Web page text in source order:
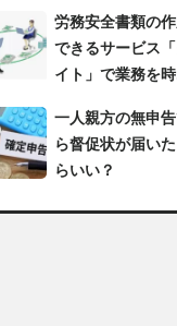
労務安全書類の
できるサービス
イト」で業務を
一人親方の無申
ら督促状が届い
らいい？
足場の組み立て